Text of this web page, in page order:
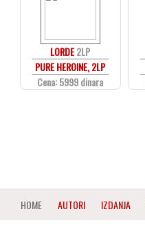
LORDE2LP
PURE HEROINE, 2LP
Cena: 5999 dinara
HOME AUTORI IZDANJA